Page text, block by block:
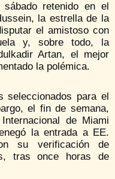
retenido en el
la estrella de la
el amistoso con
y, sobre todo, la
Artan, el mejor
la polémica.
seleccionados para el
el fin de semana,
de Miami
la entrada a EE.
su verificación de
tras once horas de